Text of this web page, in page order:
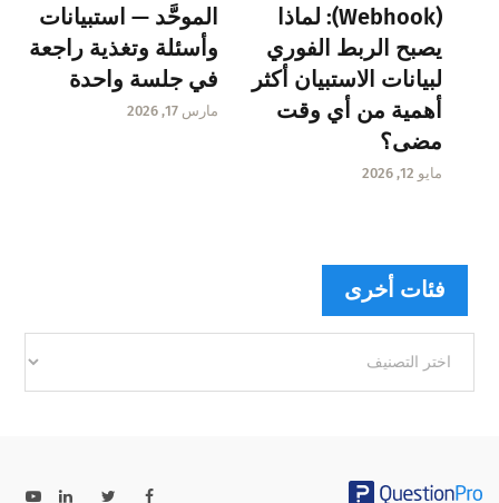
(Webhook): لماذا
يصبح الربط الفوري
لبيانات الاستبيان أكثر
أهمية من أي وقت
مضى؟
مايو 12, 2026
الموحَّد — استبيانات
وأسئلة وتغذية راجعة
في جلسة واحدة
مارس 17, 2026
فئات أخرى
أخرى